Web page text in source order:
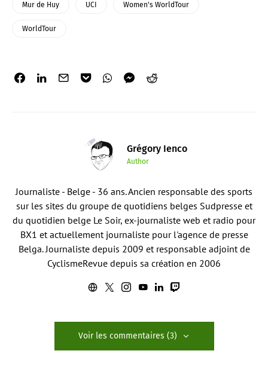
Mur de Huy UCI Women's WorldTour
WorldTour
Grégory Ienco
Author
Journaliste - Belge - 36 ans. Ancien responsable des sports
sur les sites du groupe de quotidiens belges Sudpresse et
du quotidien belge Le Soir, ex-journaliste web et radio pour
BX1 et actuellement journaliste pour l'agence de presse
Belga. Journaliste depuis 2009 et responsable adjoint de
CyclismeRevue depuis sa création en 2006
Voir les commentaires (3)